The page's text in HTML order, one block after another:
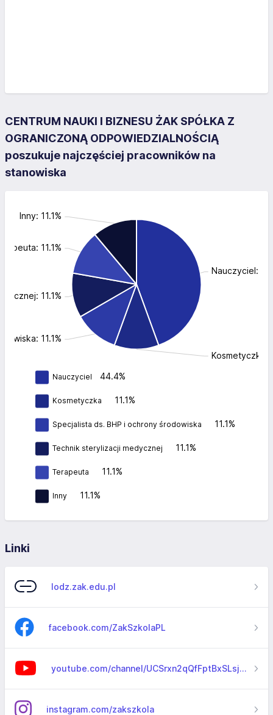
CENTRUM NAUKI I BIZNESU ŻAK SPÓŁKA Z
OGRANICZONĄ ODPOWIEDZIALNOŚCIĄ
poszukuje najczęściej pracowników na
stanowiska
Nauczyciel:
Kosmetyczka:
11.1%
11.1%
11.1%
Inny: 11.1%
Nauczyciel 44.4%
Kosmetyczka 11.1%
Specjalista ds. BHP i ochrony środowiska 11.1%
Technik sterylizacji medycznej 11.1%
Terapeuta 11.1%
Inny 11.1%
Linki
lodz.zak.edu.pl
facebook.com/ZakSzkolaPL
youtube.com/channel/UCSrxn2qQfFptBxSLsjMAMDQ
instagram.com/zakszkola